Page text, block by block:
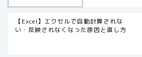
【Excel】エクセルで自動計算されな
い・反映されなくなった原因と直し方